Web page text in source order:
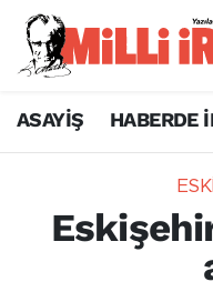
ASAYİŞ HABERDE